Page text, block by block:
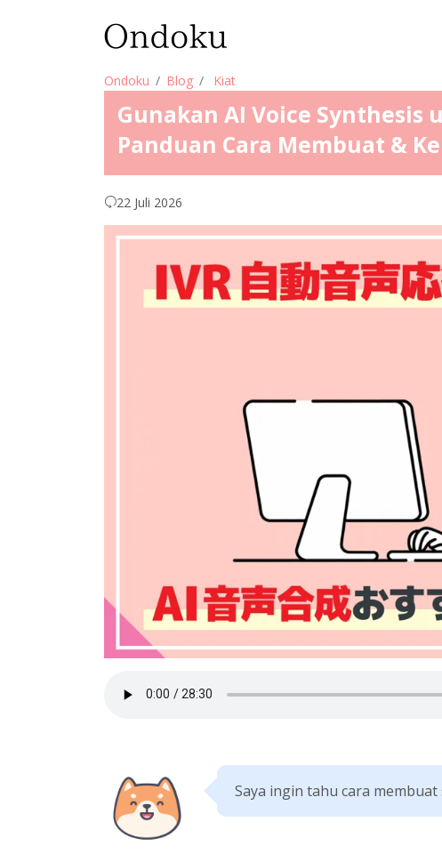
Ondoku Blog Kiat
Gunakan AI Voice Synthesis
Panduan Cara Membuat &
22 Juli 2026
Saya ingin tahu cara membuat